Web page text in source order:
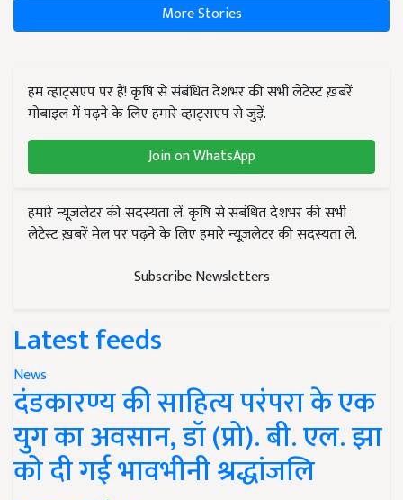
More Stories
हम व्हाट्सएप पर हैं! कृषि से संबंधित देशभर की सभी लेटेस्ट ख़बरें
मोबाइल में पढ़ने के लिए हमारे व्हाट्सएप से जुड़ें.
Join on WhatsApp
हमारे न्यूज़लेटर की सदस्यता लें. कृषि से संबंधित देशभर की सभी
लेटेस्ट ख़बरें मेल पर पढ़ने के लिए हमारे न्यूज़लेटर की सदस्यता लें.
Subscribe Newsletters
Latest feeds
News
दंडकारण्य की साहित्य परंपरा के एक
युग का अवसान, डॉ (प्रो). बी. एल. झा
को दी गई भावभीनी श्रद्धांजलि